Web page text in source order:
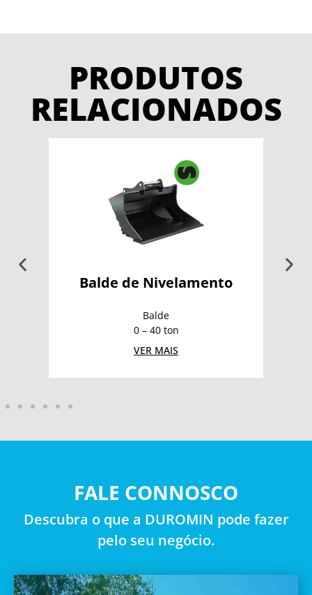
PRODUTOS
RELACIONADOS
Balde de Nivelamento
Balde
0 – 40 ton
VER MAIS
FALE CONNOSCO
Descubra o que a DUROMIN pode fazer
pelo seu negócio.